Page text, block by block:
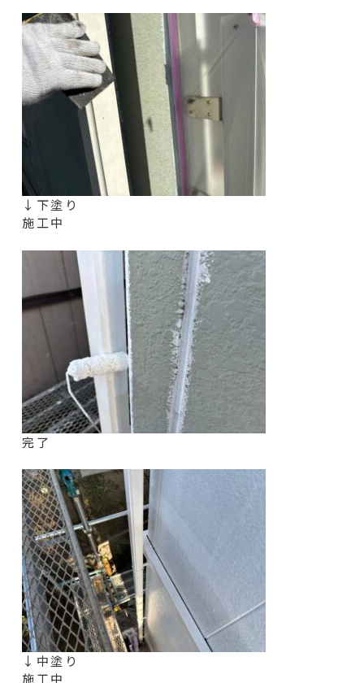
↓下塗り
施工中
完了
↓中塗り
施工中